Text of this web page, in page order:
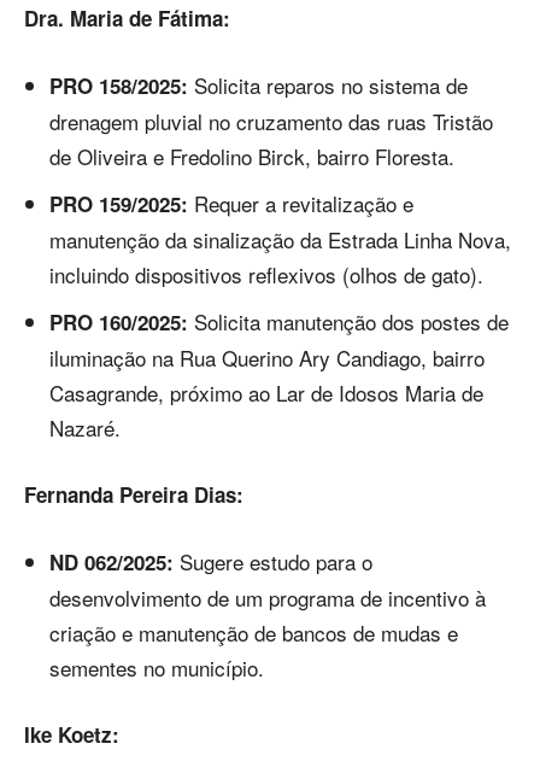
Dra. Maria de Fátima:
PRO 158/2025: Solicita reparos no sistema de
drenagem pluvial no cruzamento das ruas Tristão
de Oliveira e Fredolino Birck, bairro Floresta.
PRO 159/2025: Requer a revitalização e
manutenção da sinalização da Estrada Linha Nova,
incluindo dispositivos reflexivos (olhos de gato).
PRO 160/2025: Solicita manutenção dos postes de
iluminação na Rua Querino Ary Candiago, bairro
Casagrande, próximo ao Lar de Idosos Maria de
Nazaré.
Fernanda Pereira Dias:
ND 062/2025: Sugere estudo para o
desenvolvimento de um programa de incentivo à
criação e manutenção de bancos de mudas e
sementes no município.
Ike Koetz: